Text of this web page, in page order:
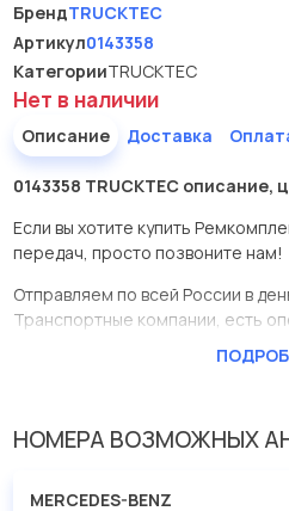
БрендTRUCKTEC
Артикул0143358
КатегорииTRUCKTEC
Нет в наличии
Описание Доставка
0143358 TRUCKTEC описание,
Если вы хотите купить
передач, просто позвоните нам!
Отправляем по всей России в
Транспортные компании, есть
У данной детали есть аналоги с
компании Евродеталь
НОМЕРА ВОЗМОЖНЫХ
MERCEDES-BENZ